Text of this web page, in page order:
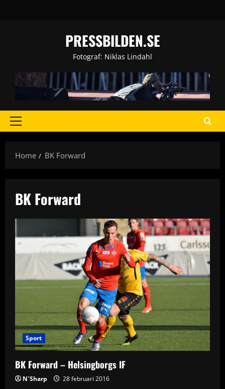
PRESSBILDEN.SE
Fotograf: Niklas Lindahl
Primary
Home
BK Forward
BK Forward
Sport
BK Forward – Helsingborgs IF
N´Sharp 28 februari 2016